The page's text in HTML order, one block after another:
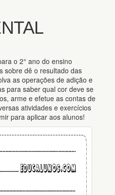
o 2° ano do ensino
sobre dê o resultado das
as operações de adição e
para saber qual cor deve se
arme e efetue as contas de
atividades e exercícios
para aplicar aos alunos!